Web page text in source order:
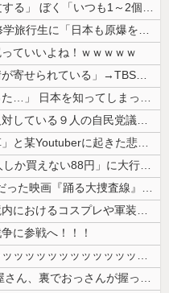
【悲報】 取引先専務「Aを20個注文する」 ぼく「いつも1～2個しか使...
長崎の語り部お爺ちゃん（84）、修学旅行生に「日本も原爆を持たないと負...
ていいよね！ｗｗｗｗｗ
熊本県知事「報道に強い不満・苦情が寄せられている」→TBSの報道特集が...
海外「日本なんて行くんじゃなかった…」 日本を知ってしまったディズニー...
【悲報】高市政権の消費税減税に反対している９人の自民党議員が全て判明！...
「申し訳ないけど絵が完璧すぎて草」と某Youtuberに起きた悲劇に目...
【画像あり】昨日の銀だこ、「88人しか買えない88円」に大行列をなす都...
【フジ】佐藤二朗（57） 主演予定だった映画『踊る大捜査線』スピンオフ...
「神聖なる場所です」靖国神社、境内におけるコスプレや軍装の禁止を発表！
に参戦へ！！！
【画像】北朝鮮のビアガール、エッッッッッッッッッッッッッッッッッ！
【画像】 例の美人すぎるおにぎり屋さん、裏でおっさんが握っていたｗｗｗ...